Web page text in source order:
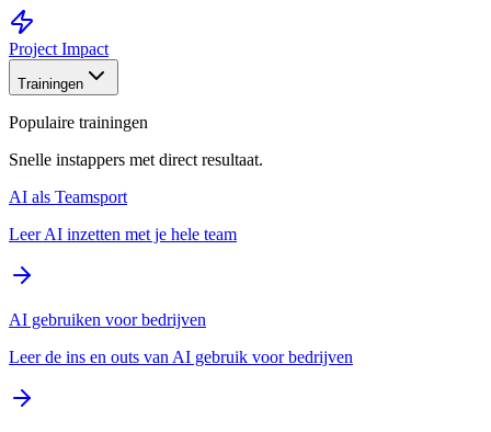
Project Impact
Trainingen
Populaire trainingen
Snelle instappers met direct resultaat.
AI als Teamsport
Leer AI inzetten met je hele team
AI gebruiken voor bedrijven
Leer de ins en outs van AI gebruik voor bedrijven